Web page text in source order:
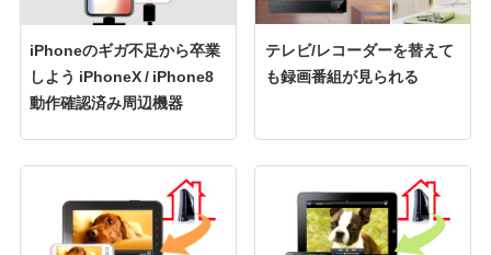
iPhoneのギガ不足から卒業
しよう iPhoneX / iPhone8
動作確認済み周辺機器
テレビ/レコーダーを替えて
も録画番組が見られる